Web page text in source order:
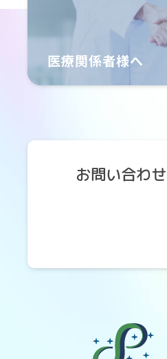
医療関係者様へ
お問い合わ